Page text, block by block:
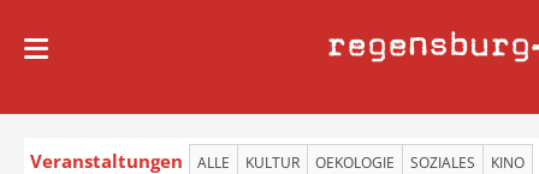
regensburg
Veranstaltungen ALLE KULTUR OEKOLOGIE SOZIALES KINO